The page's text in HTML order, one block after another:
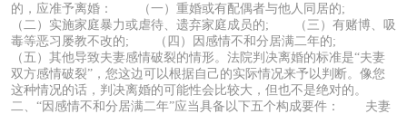
的，应准予离婚： （一）重婚或有配偶者与他人同居的;
（二）实施家庭暴力或虐待、遗弃家庭成员的; （三）有赌博、吸
毒等恶习屡教不改的; （四）因感情不和分居满二年的;
（五）其他导致夫妻感情破裂的情形。法院判决离婚的标准是“夫妻
双方感情破裂”，您这边可以根据自己的实际情况来予以判断。像您
这种情况的话，判决离婚的可能性会比较大，但也不是绝对的。
二、“因感情不和分居满二年”应当具备以下五个构成要件： 夫妻